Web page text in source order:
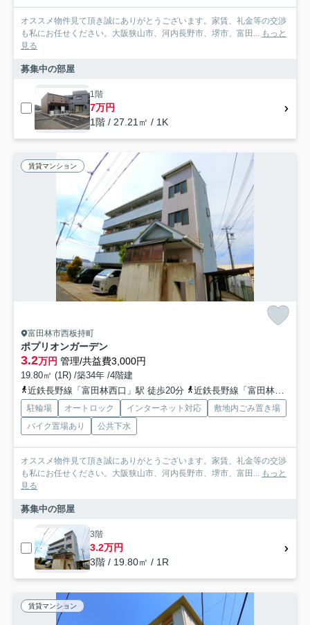
オススメ物件見て頂き誠にありがとうございます。家賃、礼金等の交渉
も私にお任せください。大阪狭山市、河内長野市、堺市、富田...
もっと
見る
募集中の部屋
1階
7万円
1階 / 27.21㎡ / 1K
賃貸マンション
富田林市西板持町
ポプリオンガーデン
3.2万円 管理/共益費3,000円
19.80㎡ (1R) /築34年 /4階建
近鉄長野線「富田林西口」駅 徒歩20分
近鉄長野線「富田林」駅 徒歩18分
駐輪場 オートロック インターネット対応
敷地内ごみ置き場
バイク置場あり
公共下水
オススメ物件見て頂き誠にありがとうございます。家賃、礼金等の交渉
も私にお任せください。大阪狭山市、河内長野市、堺市、富田...
もっと
見る
募集中の部屋
3階
3.2万円
3階 / 19.80㎡ / 1R
賃貸マンション